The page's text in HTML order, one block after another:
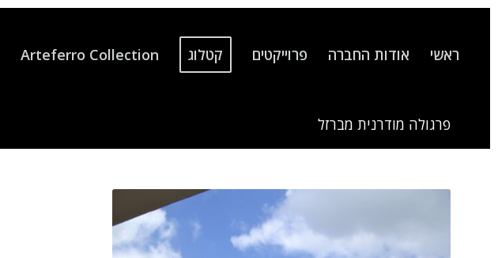
ראשי אודות החברה פרוייקטים קטלוג Arteferro Collection
פרגולה מודרנית מברזל